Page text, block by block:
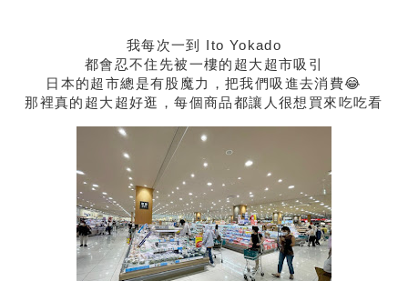
我每次一到 Ito Yokado
都會忍不住先被一樓的超大超市吸引
日本的超市總是有股魔力，把我們吸進去消費😂
那裡真的超大超好逛，每個商品都讓人很想買來吃吃看